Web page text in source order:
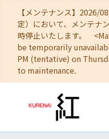
【メンテナンス】2026/
定）において、メンテナ
時停止いたします。
be temporarily
PM (tentative) on
to maintenance.